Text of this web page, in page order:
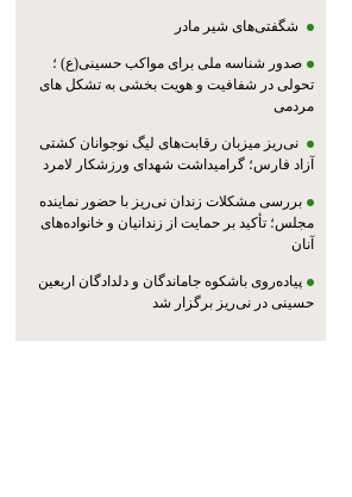
شگفتی‌های شیر مادر
صدور شناسه ملی برای مواکب حسینی(ع) ؛
تحولی در شفافیت و هویت بخشی به تشکل های
مردمی
نی‌ریز میزبان رقابت‌های لیگ نوجوانان کشتی
آزاد فارس؛ گرامیداشت شهدای ورزشکار لامرد
بررسی مشکلات زندان نی‌ریز با حضور نماینده
مجلس؛ تأکید بر حمایت از زندانیان و خانواده‌های
آنان
پیاده‌روی باشکوه جاماندگان و دلدادگان اربعین
حسینی در نی‌ریز برگزار شد